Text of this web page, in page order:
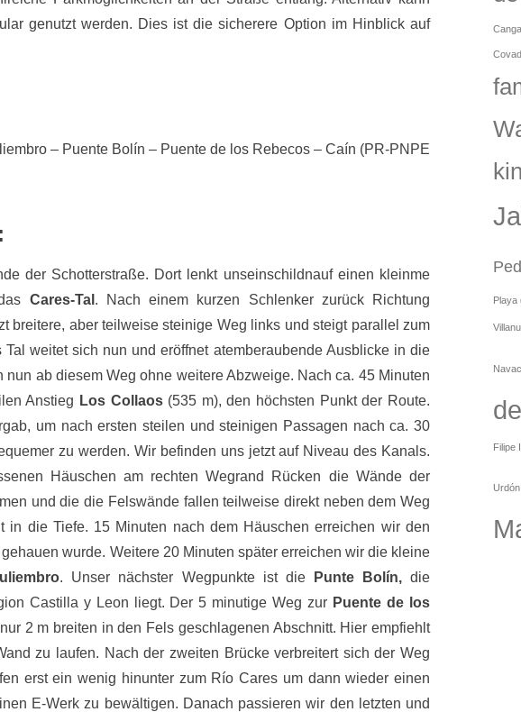
genutzt werden. Dies ist die sicherere Option im Hinblick auf
– Puente Bolín – Puente de los Rebecos – Caín (PR-PNPE
der Schotterstraße. Dort lenkt unseinschildnauf einen kleinme
Cares-Tal . Nach einem kurzen Schlenker zurück Richtung
breitere, aber teilweise steinige Weg links und steigt parallel zum
weitet sich nun und eröffnet atemberaubende Ausblicke in die
nun ab diesem Weg ohne weitere Abzweige. Nach ca. 45 Minuten
Anstieg Los Collaos (535 m), den höchsten Punkt der Route.
um nach ersten steilen und steinigen Passagen nach ca. 30
zu werden. Wir befinden uns jetzt auf Niveau des Kanals.
Häuschen am rechten Wegrand Rücken die Wände der
und die die Felswände fallen teilweise direkt neben dem Weg
in die Tiefe. 15 Minuten nach dem Häuschen erreichen wir den
wurde. Weitere 20 Minuten später erreichen wir die kleine
. Unser nächster Wegpunkte ist die Punte Bolín,die
Castilla y Leon liegt. Der 5 minutige Weg zur Puente de los
2 m breiten in den Fels geschlagenen Abschnitt. Hier empfiehlt
zu laufen. Nach der zweiten Brücke verbreitert sich der Weg
erst ein wenig hinunter zum Río Cares um dann wieder einen
E-Werk zu bewältigen. Danach passieren wir den letzten und
Playa
Filipe
Urdón